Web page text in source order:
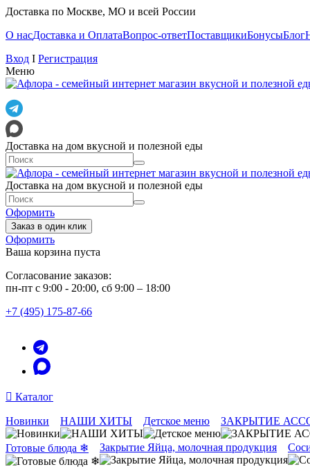
Доставка по Москве, МО и всей России
О насДоставка и ОплатаВопрос-ответПоставщикиБонусыБлог
Вход I Регистрация
Меню
Доставка на дом вкусной и полезной еды
Доставка на дом вкусной и полезной еды
Оформить
Заказ в один клик
Оформить
Ваша корзина пуста
Согласование заказов:
пн-пт с 9:00 - 20:00, сб 9:00 – 18:00
+7 (495) 175-87-66
Каталог
Новинки НАШИ ХИТЫ Детское меню ЗАКРЫТИЕ
Готовые блюда ❄ Закрытие Яйца, молочная продукция